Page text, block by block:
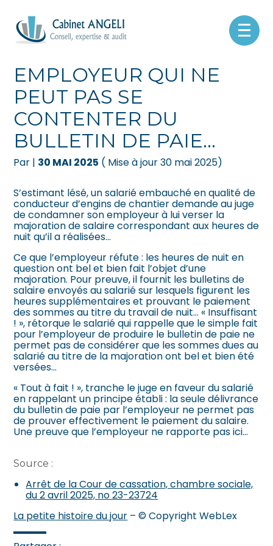
Aller
au
Créer et reprendre une activité
Gérer votre quotidien
Piloter votre entreprise
Développer votre entreprise
Construire votre patrimoine
Être prêt pour la facturation
électronique
Pilotez votre gestion
Suivre votre comptabilité
Gérer vos ressources humaines
Dématérialiser vos documents
C’EST L’HISTOIRE D’UN
EMPLOYEUR QUI NE
PEUT PAS SE
CONTENTER DU
BULLETIN DE PAIE…
Par | 30 MAI 2025 ( Mise à jour 30 mai 2025)
S’estimant lésé, un salarié embauché en qualité de
conducteur d’engins de chantier demande au juge
de condamner son employeur à lui verser la
majoration de salaire correspondant aux heures de
nuit qu’il a réalisées…
Ce que l’employeur réfute : les heures de nuit en
question ont bel et bien fait l’objet d’une
majoration. Pour preuve, il fournit les bulletins de
salaire envoyés au salarié sur lesquels figurent les
heures supplémentaires et prouvant le paiement
des sommes au titre du travail de nuit… « Insuffisant
! », rétorque le salarié qui rappelle que le simple fait
pour l’employeur de produire le bulletin de paie ne
permet pas de considérer que les sommes dues au
salarié au titre de la majoration ont bel et bien été
versées…
« Tout à fait ! », tranche le juge en faveur du salarié
en rappelant un principe établi : la seule délivrance
du bulletin de paie par l’employeur ne permet pas
de prouver effectivement le paiement du salaire.
Une preuve que l’employeur ne rapporte pas ici…
Source :
Arrêt de la Cour de cassation, chambre sociale,
du 2 avril 2025, no 23-23724
La petite histoire du jour – © Copyright WebLex